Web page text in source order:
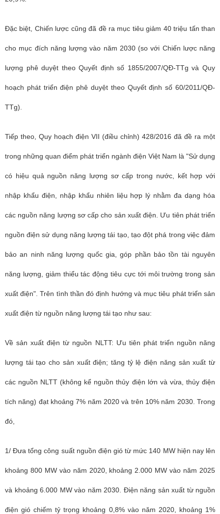
Đặc biệt, Chiến lược cũng đã đề ra mục tiêu giảm 40 triệu tấn than
cho mục đích năng lượng vào năm 2030 (so với Chiến lược năng
lượng phê duyệt theo Quyết định số 1855/2007/QĐ-TTg và Quy
hoạch phát triển điện phê duyệt theo Quyết định số 60/2011/QĐ-
TTg).
Tiếp theo, Quy hoạch điện VII (điều chỉnh) 428/2016 đã đề ra một
trong những quan điểm phát triển ngành điện Việt Nam là "Sử dụng
có hiệu quả nguồn năng lượng sơ cấp trong nước, kết hợp với
nhập khẩu điện, nhập khẩu nhiên liệu hợp lý nhằm đa dạng hóa
các nguồn năng lượng sơ cấp cho sản xuất điện. Ưu tiên phát triển
nguồn điện sử dụng năng lượng tái tạo, tạo đột phá trong việc đảm
bảo an ninh năng lượng quốc gia, góp phần bảo tồn tài nguyên
năng lượng, giảm thiểu tác động tiêu cực tới môi trường trong sản
xuất điện". Trên tình thần đó định hướng và mục tiêu phát triển sản
xuất điện từ nguồn năng lượng tái tạo như sau:
Về sản xuất điện từ nguồn NLTT: Ưu tiên phát triển nguồn năng
lượng tái tạo cho sản xuất điện; tăng tỷ lệ điện năng sản xuất từ
các nguồn NLTT (không kể nguồn thủy điện lớn và vừa, thủy điện
tích năng) đạt khoảng 7% năm 2020 và trên 10% năm 2030. Trong
đó,
1/ Đưa tổng công suất nguồn điện gió từ mức 140 MW hiện nay lên
khoảng 800 MW vào năm 2020, khoảng 2.000 MW vào năm 2025
và khoảng 6.000 MW vào năm 2030. Điện năng sản xuất từ nguồn
điện gió chiếm tỷ trọng khoảng 0,8% vào năm 2020, khoảng 1%